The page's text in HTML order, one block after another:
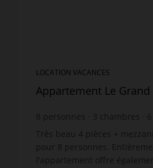
LOCATION VACANCES
Appartement Le
8 personnes 3 chambres 6
salle de bain
Très beau 4 pièces +
pour 8 personnes.
l'appartement offre